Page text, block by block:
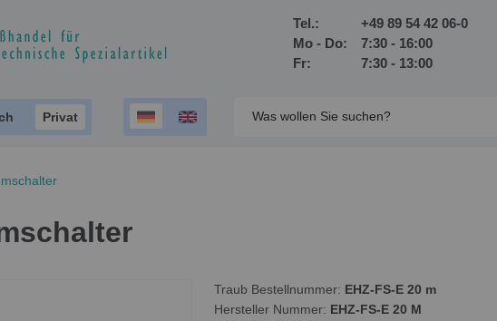
Tel.:
+49 89 54 42 06-0
Mo - Do:
7:30 - 16:00
Fr:
7:30 - 13:00
Privat
Traub Bestellnummer EHZ-FS-E 20 m
Hersteller Nummer EHZ-FS-E 20 M